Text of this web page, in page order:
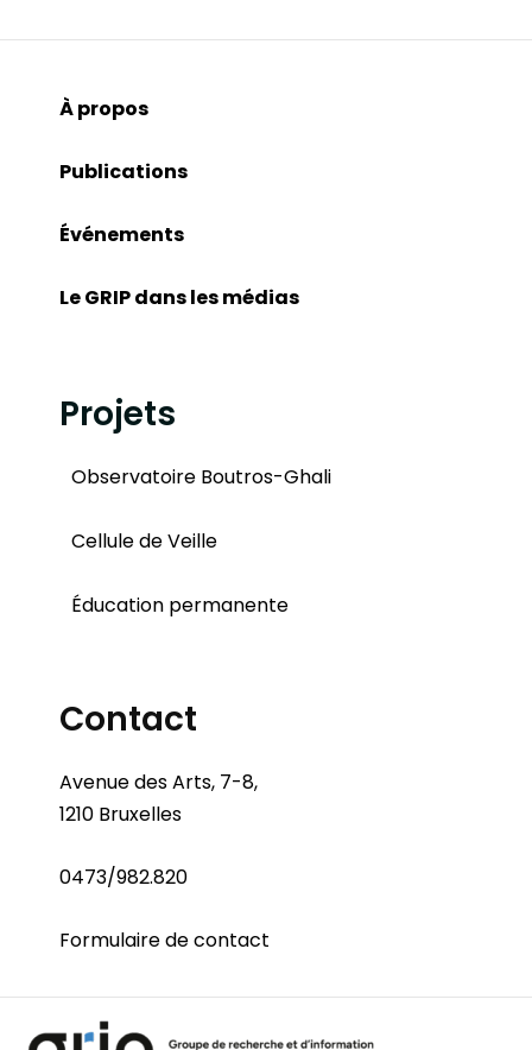
À propos
Publications
Événements
Le GRIP dans les médias
Projets
Observatoire Boutros-Ghali
Cellule de Veille
Éducation permanente
Contact
Avenue des Arts, 7-8,
1210 Bruxelles
0473/982.820
Formulaire de contact